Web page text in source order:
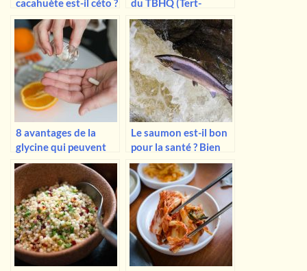
cacahuète est-il céto ?
du TBHQ (Tert-
butylhydroquinone)
dans les aliments ?
8 avantages de la
glycine qui peuvent
vous intéresser…
Le saumon est-il bon
pour la santé ? Bien
sûr que oui !